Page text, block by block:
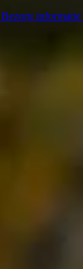
Bezorg informatie